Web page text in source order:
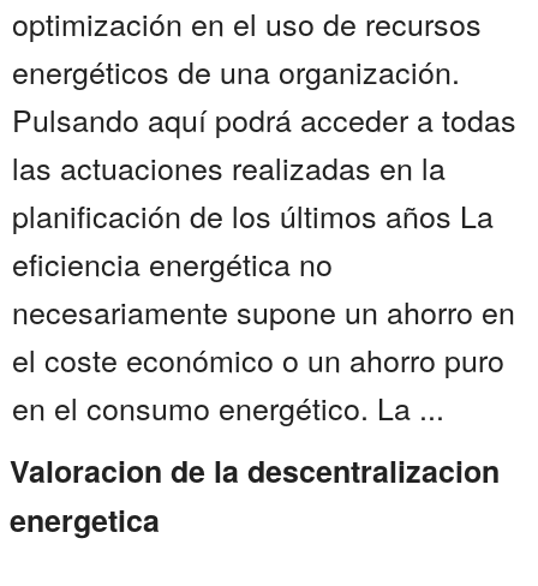
optimización en el uso de recursos
energéticos de una organización.
Pulsando aquí podrá acceder a todas
las actuaciones realizadas en la
planificación de los últimos años La
eficiencia energética no
necesariamente supone un ahorro en
el coste económico o un ahorro puro
en el consumo energético. La ...
Valoracion de la descentralizacion
energetica